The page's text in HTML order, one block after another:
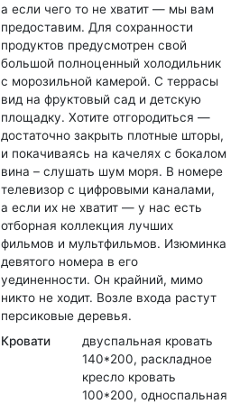
а если чего то не хватит — мы вам
предоставим. Для сохранности
продуктов предусмотрен свой
большой полноценный холодильник
с морозильной камерой. С террасы
вид на фруктовый сад и детскую
площадку. Хотите отгородиться —
достаточно закрыть плотные шторы,
и покачиваясь на качелях с бокалом
вина – слушать шум моря. В номере
телевизор с цифровыми каналами,
а если их не хватит — у нас есть
отборная коллекция лучших
фильмов и мультфильмов. Изюминка
девятого номера в его
уединенности. Он крайний, мимо
никто не ходит. Возле входа растут
персиковые деревья.
Кровати
двуспальная кровать
140*200, раскладное
кресло кровать
100*200, односпальная